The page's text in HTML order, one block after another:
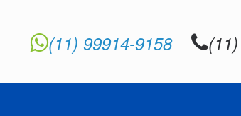
(11) 99914-9158